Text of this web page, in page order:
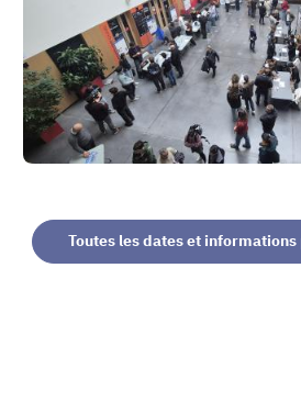
Toutes les dates et